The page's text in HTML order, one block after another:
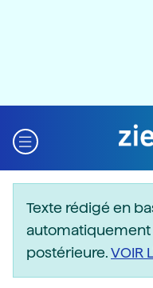
Texte rédigé en
postérieure.VOIR